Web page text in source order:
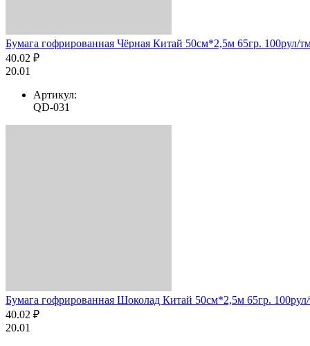
Бумага гофрированная Чёрная Китай 50см*2,5м 65гр. 100рул/
40.02 ₽
20.01
Артикул:
QD-031
Бумага гофрированная Шоколад Китай 50см*2,5м 65гр.
40.02 ₽
20.01